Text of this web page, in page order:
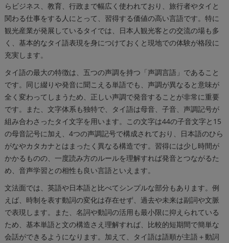
らビジネス、教育、行政まで幅広く使われており、旅行者やタイと
関わる仕事をする人にとって、習得する価値の高い言語です。特に
観光産業が発展しているタイでは、日本人観光客との交流の場も多
く、基本的なタイ語表現を身につけておくと現地での体験が格段に
充実します。
タイ語の最大の特徴は、五つの声調を持つ「声調言語」であること
です。同じ綴りや発音に聞こえる単語でも、声調が異なると意味が
全く変わってしまうため、正しい声調で発音することが非常に重要
です。また、文字体系も独特で、タイ語は母音、子音、声調記号が
組み合わさったタイ文字を用います。この文字は44の子音文字と15
の母音記号に加え、4つの声調記号で構成されており、日本語のひら
がなやカタカナとはまったく異なる構造です。習得には少し時間が
かかるものの、一度読み方のルールを理解すれば発音とつながるた
め、音声学習との相性も良い言語といえます。
文法面では、英語や日本語と比べてシンプルな部分もあります。例
えば、時制を表す動詞の変化は存在せず、過去や未来は副詞や文脈
で表現します。また、名詞や動詞の活用も最小限に抑えられている
ため、基本単語と文の構造さえ理解すれば、比較的短期間で簡単な
会話ができるようになります。加えて、タイ語は語順が主語＋動詞